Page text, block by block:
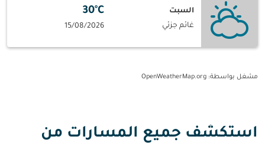
السبت
غائم جزئي
30°C
15/08/2026
مشغل بواسطة: OpenWeatherMap.org
استكشف جميع المسارات من